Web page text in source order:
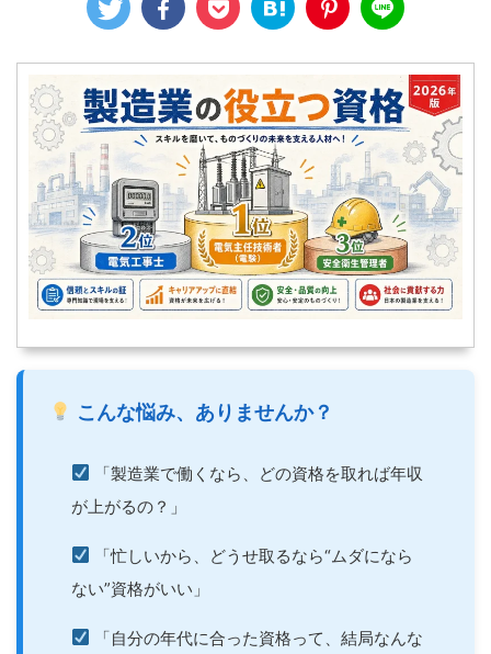
こんな悩み、ありませんか？
「製造業で働くなら、どの資格を取れば年収
が上がるの？」
「忙しいから、どうせ取るなら“ムダになら
ない”資格がいい」
「自分の年代に合った資格って、結局なんな